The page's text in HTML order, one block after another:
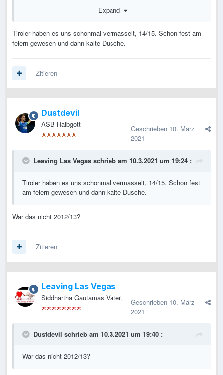
mit ihnen auch gewonnen. Bis jetzt hatte man ja nur gegen
Rapid und den LASK das schlechtere Ende, wenn man die 2
Expand
Tiroler haben es uns schonmal vermasselt, 14/15. Schon fest am
feiern gewesen und dann kalte Dusche.
Zitieren
Dustdevil
ASB-Halbgott Geschrieben 10. März
2021
Leaving Las Vegas schrieb am 10.3.2021 um 19:24 :
Tiroler haben es uns schonmal vermasselt, 14/15. Schon fest
am feiern gewesen und dann kalte Dusche.
War das nicht 2012/13?
Zitieren
Leaving Las Vegas
Siddhartha Gautamas Vater. Geschrieben 10. März
2021
Dustdevil schrieb am 10.3.2021 um 19:40 :
War das nicht 2012/13?